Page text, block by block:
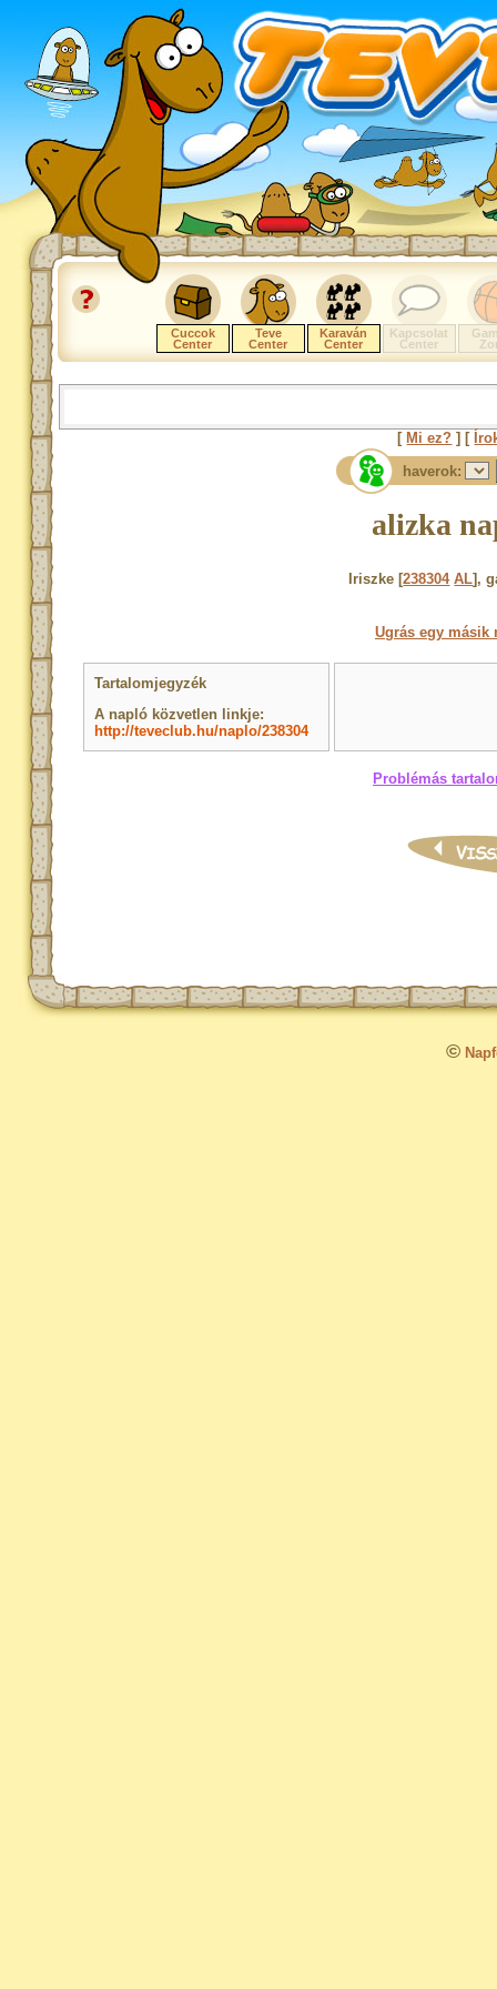
Cuccok
Center
Teve
Center
Karaván
Center
Kapcsolat
Center
[ Mi ez? ] [
haverok:
alizka
Iriszke [238304 AL],
Ugrás egy másik
Tartalomjegyzék
A napló közvetlen linkje:
http://teveclub.hu/naplo/238304
Problémás
©